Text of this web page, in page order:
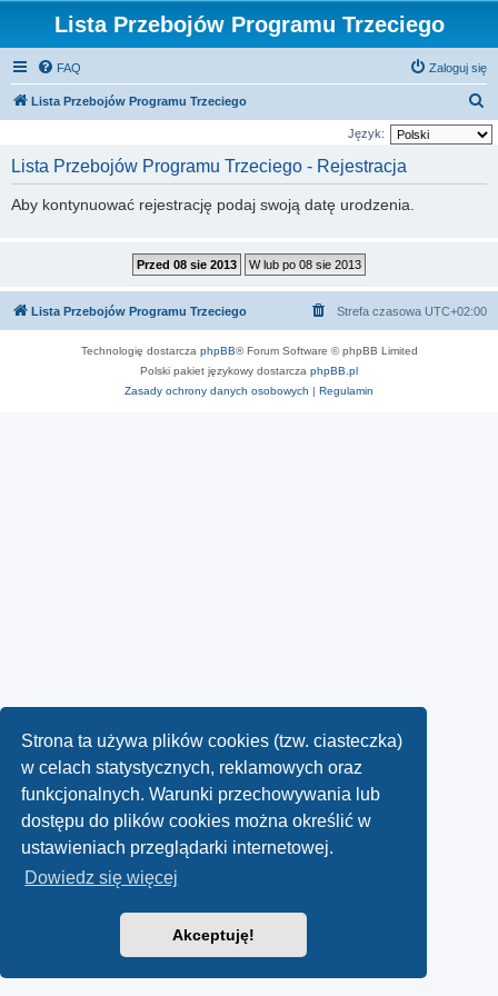
Strona ta używa plików cookies (tzw. ciasteczka)
w celach statystycznych, reklamowych oraz
funkcjonalnych. Warunki przechowywania lub
dostępu do plików cookies można określić w
ustawieniach przeglądarki internetowej.
Dowiedz się więcej
Akceptuję!
Lista Przebojów Programu Trzeciego
FAQ Zaloguj się
Lista Przebojów Programu Trzeciego
z
Język:
Lista Przebojów Programu Trzeciego - Rejestracja
Aby kontynuować rejestrację podaj swoją datę urodzenia.
Lista Przebojów Programu Trzeciego Strefa czasowa UTC+02:00
Technologię dostarcza phpBB® Forum Software © phpBB Limited
Polski pakiet językowy dostarcza phpBB.pl
Zasady ochrony danych osobowych
Regulamin